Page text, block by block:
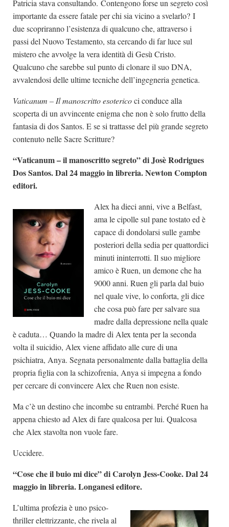
Patricia stava consultando. Contengono forse un segreto così
importante da essere fatale per chi sia vicino a svelarlo? I
due scopriranno l’esistenza di qualcuno che, attraverso i
passi del Nuovo Testamento, sta cercando di far luce sul
mistero che avvolge la vera identità di Gesù Cristo.
Qualcuno che sarebbe sul punto di clonare il suo DNA,
avvalendosi delle ultime tecniche dell’ingegneria genetica.
Vaticanum – Il manoscritto esotericoci conduce alla
scoperta di un avvincente enigma che non è solo frutto della
fantasia di dos Santos. E se si trattasse del più grande segreto
contenuto nelle Sacre Scritture?
“Vaticanum – il manoscritto segreto” di Josè Rodrigues
Dos Santos. Dal 24 maggio in libreria. Newton Compton
editori.
Alex ha dieci anni, vive a Belfast,
ama le cipolle sul pane tostato ed è
capace di dondolarsi sulle gambe
posteriori della sedia per quattordici
minuti ininterrotti. Il suo migliore
amico è Ruen, un demone che ha
9000 anni. Ruen gli parla dal buio
nel quale vive, lo conforta, gli dice
che cosa può fare per salvare sua
madre dalla depressione nella quale
è caduta… Quando la madre di Alex tenta per la seconda
volta il suicidio, Alex viene affidato alle cure di una
psichiatra, Anya. Segnata personalmente dalla battaglia della
propria figlia con la schizofrenia, Anya si impegna a fondo
per cercare di convincere Alex che Ruen non esiste.
Ma c’è un destino che incombe su entrambi. Perché Ruen ha
appena chiesto ad Alex di fare qualcosa per lui. Qualcosa
che Alex stavolta non vuole fare.
Uccidere.
“Cose che il buio mi dice” di Carolyn Jess-Cooke. Dal 24
maggio in libreria. Longanesi editore.
L’ultima profezia è uno psico-
thriller elettrizzante, che rivela al